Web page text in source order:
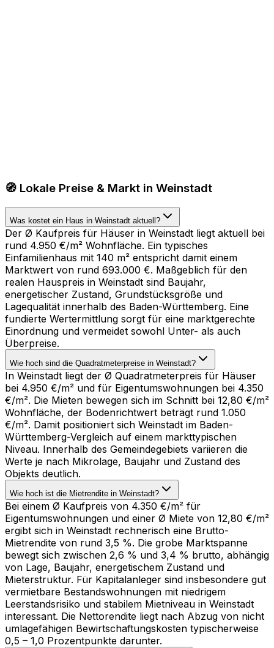
🧭 Lokale Preise & Markt in Weinstadt
Was kostet ein Haus in Weinstadt aktuell?
Der Ø Kaufpreis für Häuser in Weinstadt liegt aktuell bei
rund 4.950 €/m² Wohnfläche. Ein typisches
Einfamilienhaus mit 140 m² entspricht damit einem
Marktwert von rund 693.000 €. Maßgeblich für den
realen Hauspreis in Weinstadt sind Baujahr,
energetischer Zustand, Grundstücksgröße und
Lagequalität innerhalb des Baden-Württemberg. Eine
fundierte Wertermittlung sorgt für eine marktgerechte
Einordnung und vermeidet sowohl Unter- als auch
Überpreise.
Wie hoch sind die Quadratmeterpreise in Weinstadt?
In Weinstadt liegt der Ø Quadratmeterpreis für Häuser
bei 4.950 €/m² und für Eigentumswohnungen bei 4.350
€/m². Die Mieten bewegen sich im Schnitt bei 12,80 €/m²
Wohnfläche, der Bodenrichtwert beträgt rund 1.050
€/m². Damit positioniert sich Weinstadt im Baden-
Württemberg-Vergleich auf einem markttypischen
Niveau. Innerhalb des Gemeindegebiets variieren die
Werte je nach Mikrolage, Baujahr und Zustand des
Objekts deutlich.
Wie hoch ist die Mietrendite in Weinstadt?
Bei einem Ø Kaufpreis von 4.350 €/m² für
Eigentumswohnungen und einer Ø Miete von 12,80 €/m²
ergibt sich in Weinstadt rechnerisch eine Brutto-
Mietrendite von rund 3,5 %. Die grobe Marktspanne
bewegt sich zwischen 2,6 % und 3,4 % brutto, abhängig
von Lage, Baujahr, energetischem Zustand und
Mieterstruktur. Für Kapitalanleger sind insbesondere gut
vermietbare Bestandswohnungen mit niedrigem
Leerstandsrisiko und stabilem Mietniveau in Weinstadt
interessant. Die Nettorendite liegt nach Abzug von nicht
umlagefähigen Bewirtschaftungskosten typischerweise
0,5 – 1,0 Prozentpunkte darunter.